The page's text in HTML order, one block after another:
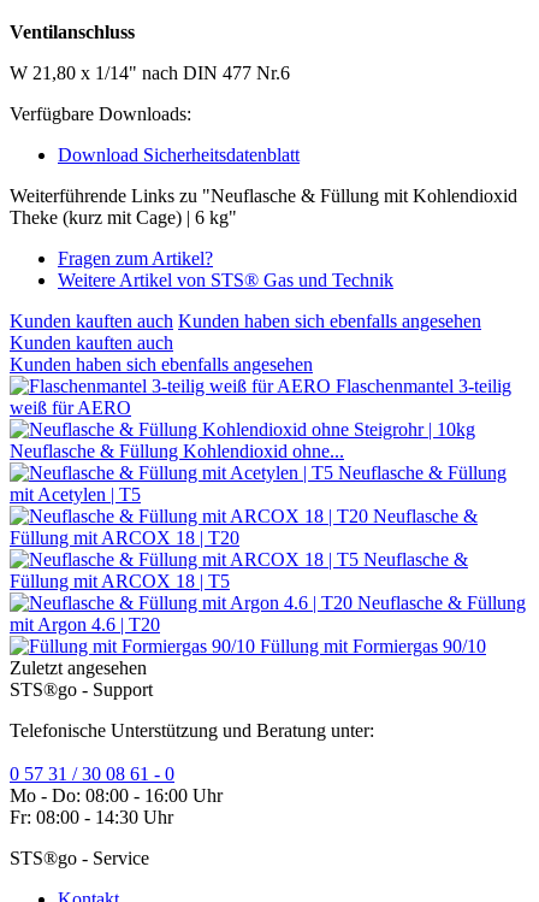
Ventilanschluss
W 21,80 x 1/14" nach DIN 477 Nr.6
Verfügbare Downloads:
Download Sicherheitsdatenblatt
Weiterführende Links zu "Neuflasche & Füllung mit Kohlendioxid
Theke (kurz mit Cage) | 6 kg"
Fragen zum Artikel?
Weitere Artikel von STS® Gas und Technik
Kunden kauften auch Kunden haben sich ebenfalls angesehen
Kunden kauften auch
Kunden haben sich ebenfalls angesehen
Flaschenmantel 3-teilig
weiß für AERO
Neuflasche & Füllung Kohlendioxid ohne...
Neuflasche & Füllung
mit Acetylen | T5
Neuflasche &
Füllung mit ARCOX 18 | T20
Neuflasche &
Füllung mit ARCOX 18 | T5
Neuflasche & Füllung
mit Argon 4.6 | T20
Füllung mit Formiergas 90/10
Zuletzt angesehen
STS®go - Support
Telefonische Unterstützung und Beratung unter:
0 57 31 / 30 08 61 - 0
Mo - Do: 08:00 - 16:00 Uhr
Fr: 08:00 - 14:30 Uhr
STS®go - Service